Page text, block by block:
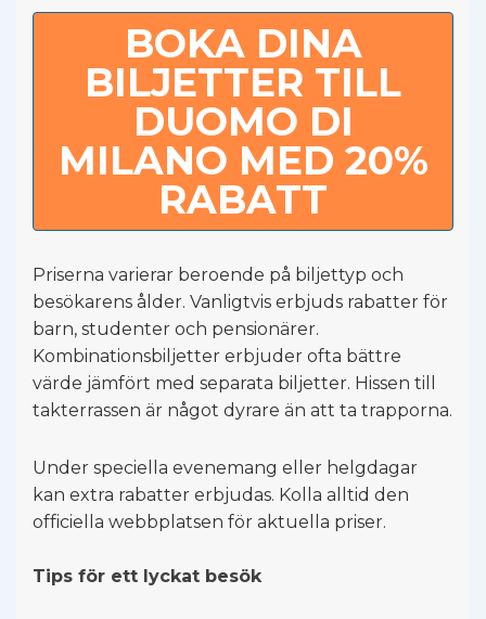
BOKA DINA
BILJETTER TILL
DUOMO DI
MILANO MED 20%
RABATT
Priserna varierar beroende på biljettyp och
besökarens ålder. Vanligtvis erbjuds rabatter för
barn, studenter och pensionärer.
Kombinationsbiljetter erbjuder ofta bättre
värde jämfört med separata biljetter. Hissen till
takterrassen är något dyrare än att ta trapporna.
Under speciella evenemang eller helgdagar
kan extra rabatter erbjudas. Kolla alltid den
officiella webbplatsen för aktuella priser.
Tips för ett lyckat besök